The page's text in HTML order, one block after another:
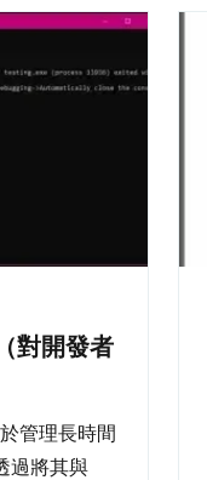
開發者
管理長時間
過將其與